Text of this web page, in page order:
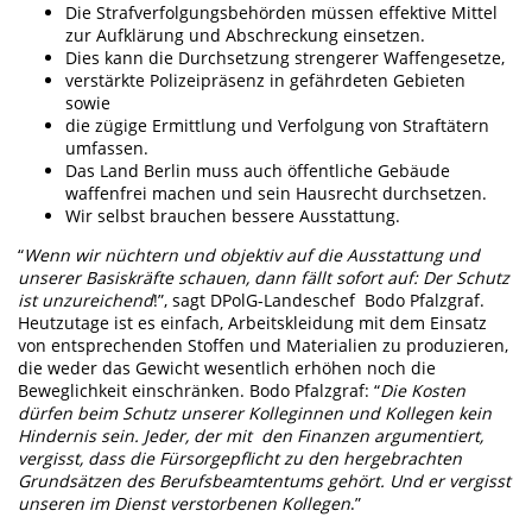
Die Strafverfolgungsbehörden müssen effektive Mittel
zur Aufklärung und Abschreckung einsetzen.
Dies kann die Durchsetzung strengerer Waffengesetze,
verstärkte Polizeipräsenz in gefährdeten Gebieten
sowie
die zügige Ermittlung und Verfolgung von Straftätern
umfassen.
Das Land Berlin muss auch öffentliche Gebäude
waffenfrei machen und sein Hausrecht durchsetzen.
Wir selbst brauchen bessere Ausstattung.
“Wenn wir nüchtern und objektiv auf die Ausstattung und
unserer Basiskräfte schauen, dann fällt sofort auf: Der Schutz
ist unzureichend!”, sagt DPolG-Landeschef Bodo Pfalzgraf.
Heutzutage ist es einfach, Arbeitskleidung mit dem Einsatz
von entsprechenden Stoffen und Materialien zu produzieren,
die weder das Gewicht wesentlich erhöhen noch die
Beweglichkeit einschränken. Bodo Pfalzgraf: “Die Kosten
dürfen beim Schutz unserer Kolleginnen und Kollegen kein
Hindernis sein. Jeder, der mit den Finanzen argumentiert,
vergisst, dass die Fürsorgepflicht zu den hergebrachten
Grundsätzen des Berufsbeamtentums gehört. Und er vergisst
unseren im Dienst verstorbenen Kollegen.”